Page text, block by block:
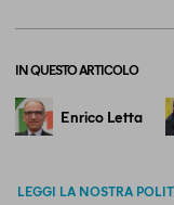
IN QUESTO ARTICOLO
Enrico Letta
LEGGI LA NOSTRA